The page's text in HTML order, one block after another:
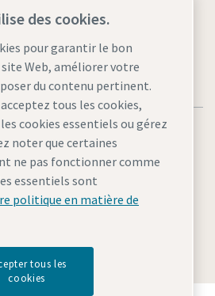
de confidentialité
des cookies.
pour garantir le bon
Web, améliorer votre
du contenu pertinent.
tous les cookies,
cookies essentiels ou gérez
noter que certaines
ne pas fonctionner comme
essentiels sont
politique en matière de
tous les
cookies